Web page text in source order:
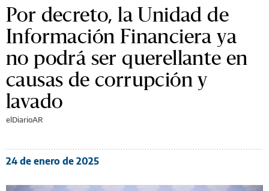
Por decreto, la Unidad de
Información Financiera ya
no podrá ser querellante en
causas de corrupción y
lavado
elDiarioAR
24 de enero de 2025